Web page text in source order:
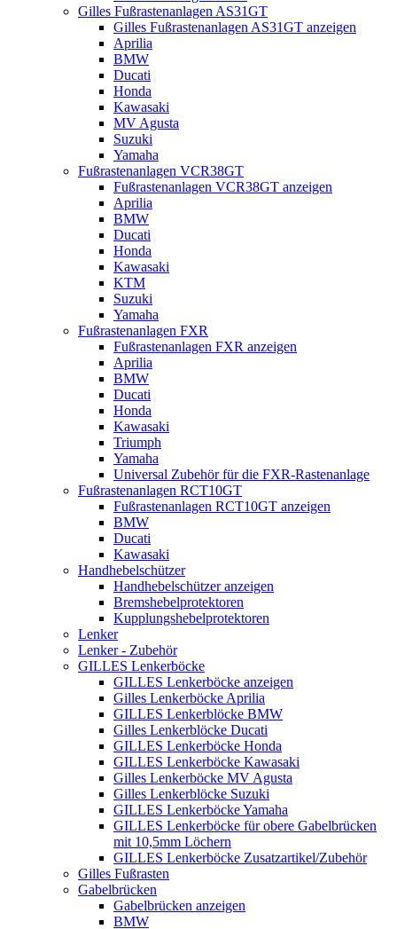
Gilles Fußrastenanlagen AS31GT
Gilles Fußrastenanlagen AS31GT anzeigen
Aprilia
BMW
Ducati
Honda
Kawasaki
MV Agusta
Suzuki
Yamaha
Fußrastenanlagen VCR38GT
Fußrastenanlagen VCR38GT anzeigen
Aprilia
BMW
Ducati
Honda
Kawasaki
KTM
Suzuki
Yamaha
Fußrastenanlagen FXR
Fußrastenanlagen FXR anzeigen
Aprilia
BMW
Ducati
Honda
Kawasaki
Triumph
Yamaha
Universal Zubehör für die FXR-Rastenanlage
Fußrastenanlagen RCT10GT
Fußrastenanlagen RCT10GT anzeigen
BMW
Ducati
Kawasaki
Handhebelschützer
Handhebelschützer anzeigen
Bremshebelprotektoren
Kupplungshebelprotektoren
Lenker
Lenker - Zubehör
GILLES Lenkerböcke
GILLES Lenkerböcke anzeigen
Gilles Lenkerböcke Aprilia
GILLES Lenkerblöcke BMW
Gilles Lenkerblöcke Ducati
GILLES Lenkerböcke Honda
GILLES Lenkerböcke Kawasaki
Gilles Lenkerböcke MV Agusta
Gilles Lenkerblöcke Suzuki
GILLES Lenkerböcke Yamaha
GILLES Lenkerböcke für obere Gabelbrücken
mit 10,5mm Löchern
GILLES Lenkerböcke Zusatzartikel/Zubehör
Gilles Fußrasten
Gabelbrücken
Gabelbrücken anzeigen
BMW